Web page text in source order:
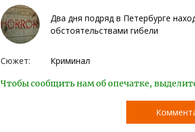
Два дня подряд в Петербурге
обстоятельствами гибели
Сюжет: Криминал
Чтобы сообщить нам об опечатке,